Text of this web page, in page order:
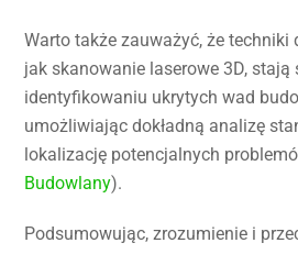
Warto także zauważyć, że techniki
jak skanowanie laserowe 3D, stają
identyfikowaniu ukrytych wad
umożliwiając dokładną analizę
lokalizację potencjalnych
Budowlany).
Podsumowując, zrozumienie i